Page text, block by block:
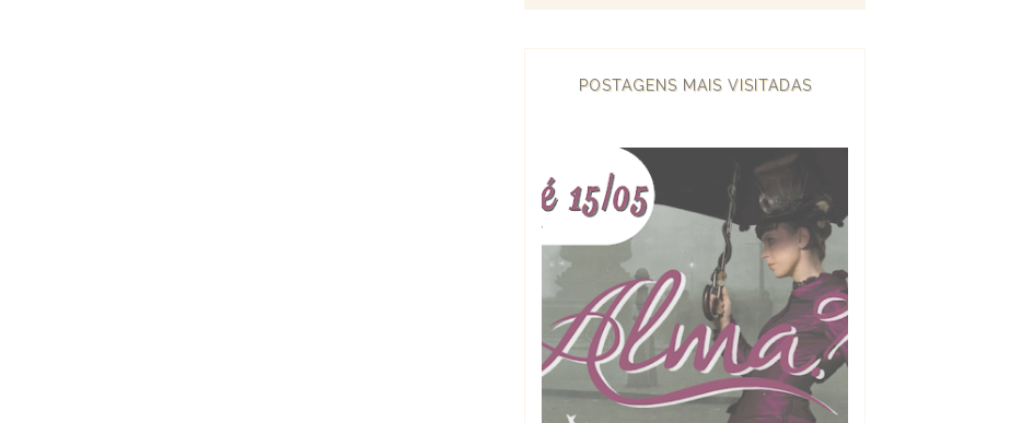
POSTAGENS MAIS VISITADAS